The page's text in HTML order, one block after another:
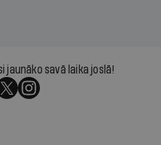
jaunāko savā laika joslā!